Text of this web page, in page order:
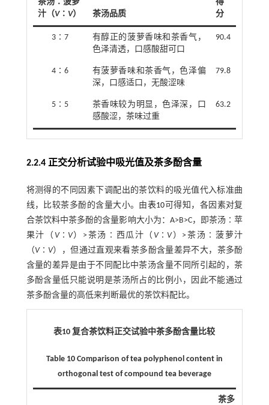
茶汤∶菠萝
汁（V∶ V） 茶汤品质
得
分
3∶7
有醇正的菠萝香味和茶香气，
色泽清透，口感酸甜可口
90.4
4∶6
有菠萝香味和茶香气，色泽偏
深，口感适口，无酸涩味
79.8
5∶5
茶香味较为明显，色泽深，口
感酸涩，茶味过重
63.2
2.2.4 正交分析试验中吸光值及茶多酚含量
将测得的不同因素下调配出的茶饮料的吸光值代入标准曲
线，比较茶多酚的含量大小。由 表10 可得知，各因素对复
合茶饮料中茶多酚的含量影响大小为：A>B>C，即茶汤∶苹
果汁（ V∶ V）>茶汤∶西瓜汁（ V∶ V）>茶汤∶菠萝汁
（V∶ V），但通过直观来看茶多酚含量差异不大，茶多酚
含量的差异是由于不同配比中茶汤含量不同所引起的，茶
多酚含量低只能说明是茶汤所占的比例小，因此不能通过
茶多酚含量的高低来判断最优的茶饮料配比。
表10 复合茶饮料正交试验中茶多酚含量比较
Table 10 Comparison of tea polyphenol content in
orthogonal test of compound tea beverage
茶多